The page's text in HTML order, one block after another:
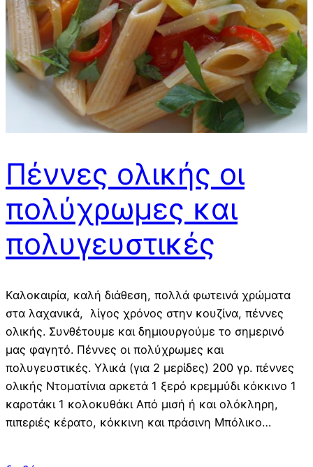
Πέννες ολικής οι
πολύχρωμες και
πολυγευστικές
Καλοκαιρία, καλή διάθεση, πολλά φωτεινά χρώματα
στα λαχανικά, λίγος χρόνος στην κουζίνα, πέννες
ολικής. Συνθέτουμε και δημιουργούμε το σημερινό
μας φαγητό. Πέννες οι πολύχρωμες και
πολυγευστικές. Υλικά (για 2 μερίδες) 200 γρ. πέννες
ολικής Ντοματίνια αρκετά 1 ξερό κρεμμύδι κόκκινο 1
καροτάκι 1 κολοκυθάκι Από μισή ή και ολόκληρη,
πιπεριές κέρατο, κόκκινη και πράσινη Μπόλικο…